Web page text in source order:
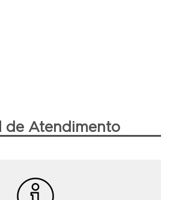
de Atendimento